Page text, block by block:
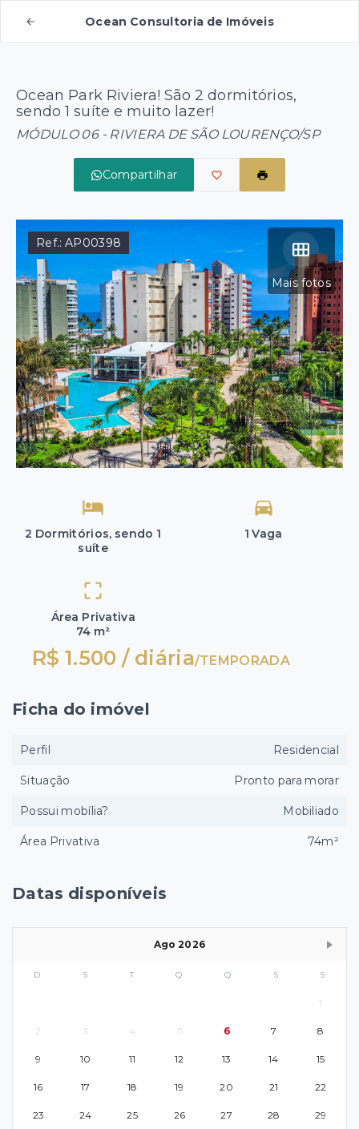
Ocean Consultoria de Imóveis
Ocean Park Riviera! São 2 dormitórios,
sendo 1 suíte e muito lazer!
MÓDULO 06 - RIVIERA DE SÃO LOURENÇO/SP
Compartilhar
Mais fotos
Ref.:AP00398
2 Dormitórios, sendo 1
suíte
1 Vaga
Área Privativa
74 m²
R$ 1.500 / diária/TEMPORADA
Datas disponíveis
Ago 2026
D S T Q Q S S
1
2 3 4 5 6 7 8
9 10 11 12 13 14 15
16 17 18 19 20 21 22
23 24 25 26 27 28 29
Ficha do imóvel
Perfil Residencial
Situação Pronto para morar
Possui mobília? Mobiliado
Área Privativa 74m²